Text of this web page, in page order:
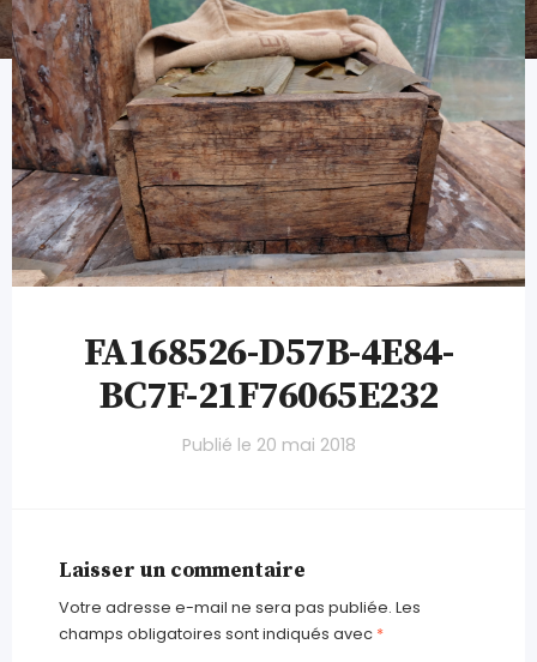
FA168526-D57B-4E84-
BC7F-21F76065E232
Publié le 20 mai 2018
Laisser un commentaire
Votre adresse e-mail ne sera pas publiée. Les
champs obligatoires sont indiqués avec *